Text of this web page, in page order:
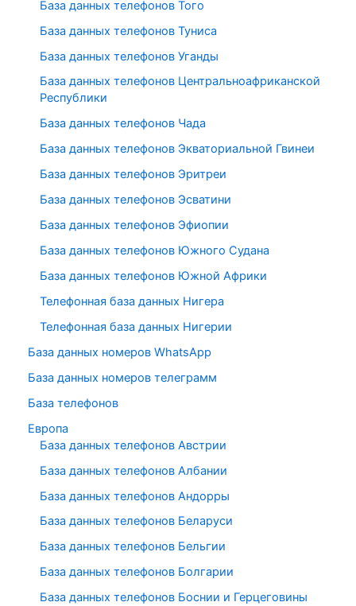
База данных телефонов Того
База данных телефонов Туниса
База данных телефонов Уганды
База данных телефонов Центральноафриканской
Республики
База данных телефонов Чада
База данных телефонов Экваториальной Гвинеи
База данных телефонов Эритреи
База данных телефонов Эсватини
База данных телефонов Эфиопии
База данных телефонов Южного Судана
База данных телефонов Южной Африки
Телефонная база данных Нигера
Телефонная база данных Нигерии
База данных номеров WhatsApp
База данных номеров телеграмм
База телефонов
Европа
База данных телефонов Австрии
База данных телефонов Албании
База данных телефонов Андорры
База данных телефонов Беларуси
База данных телефонов Бельгии
База данных телефонов Болгарии
База данных телефонов Боснии и Герцеговины